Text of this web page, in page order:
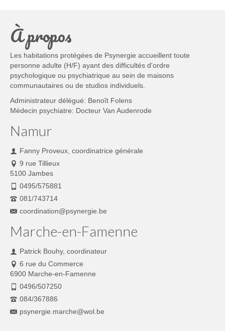
À propos
Les habitations protégées de Psynergie accueillent toute
personne adulte (H/F) ayant des difficultés d'ordre
psychologique ou psychiatrique au sein de maisons
communautaires ou de studios individuels.
Administrateur délégué: Benoît Folens
Médecin psychiatre: Docteur Van Audenrode
Namur
Fanny Proveux, coordinatrice générale
9 rue Tillieux
5100 Jambes
0495/575881
081/743714
coordination@psynergie.be
Marche-en-Famenne
Patrick Bouhy, coordinateur
6 rue du Commerce
6900 Marche-en-Famenne
0496/507250
084/367886
psynergie.marche@wol.be